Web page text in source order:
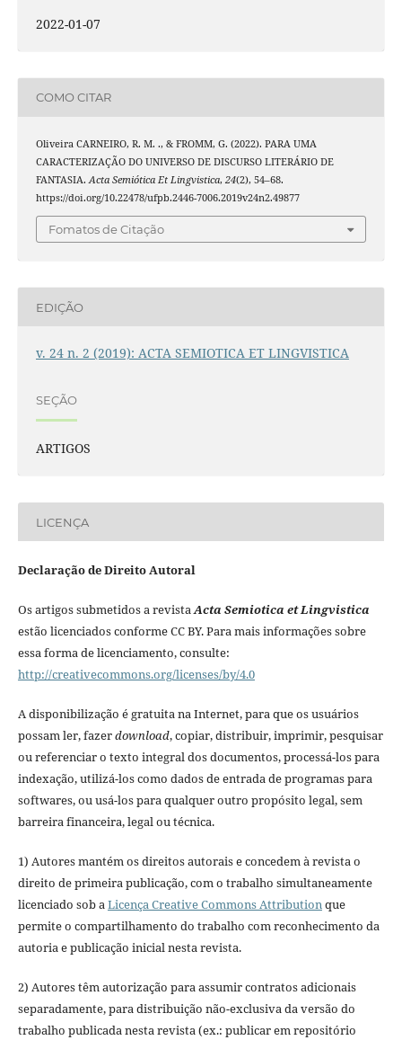
2022-01-07
COMO CITAR
Oliveira CARNEIRO, R. M. ., & FROMM, G. (2022). PARA UMA
CARACTERIZAÇÃO DO UNIVERSO DE DISCURSO LITERÁRIO DE
FANTASIA. Acta Semiótica Et Lingvistica, 24(2), 54–68.
https://doi.org/10.22478/ufpb.2446-7006.2019v24n2.49877
Fomatos de Citação
EDIÇÃO
v. 24 n. 2 (2019): ACTA SEMIOTICA ET LINGVISTICA
SEÇÃO
ARTIGOS
LICENÇA
Declaração de Direito Autoral
Os artigos submetidos a revistaActa Semiotica et Lingvistica
estão licenciados conforme CC BY. Para mais informações sobre
essa forma de licenciamento, consulte:
http://creativecommons.org/licenses/by/4.0
A disponibilização é gratuita na Internet, para que os usuários
possam ler, fazerdownload, copiar, distribuir, imprimir, pesquisar
ou referenciar o texto integral dos documentos, processá-los para
indexação, utilizá-los como dados de entrada de programas para
softwares, ou usá-los para qualquer outro propósito legal, sem
barreira financeira, legal ou técnica.
1) Autores mantém os direitos autorais e concedem à revista o
direito de primeira publicação, com o trabalho simultaneamente
licenciado sob aLicença Creative Commons Attributionque
permite o compartilhamento do trabalho com reconhecimento da
autoria e publicação inicial nesta revista.
2) Autores têm autorização para assumir contratos adicionais
separadamente, para distribuição não-exclusiva da versão do
trabalho publicada nesta revista (ex.: publicar em repositório